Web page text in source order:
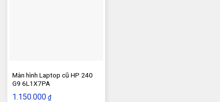
Màn hình Laptop cũ HP 240
G9 6L1X7PA
1.150.000 ₫